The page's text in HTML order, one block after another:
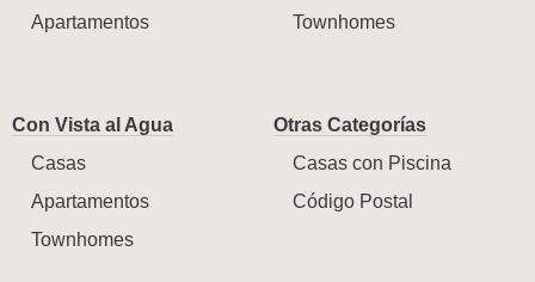
Apartamentos
Townhomes
Con Vista al Agua
Casas
Apartamentos
Townhomes
Otras Categorías
Casas con Piscina
Código Postal